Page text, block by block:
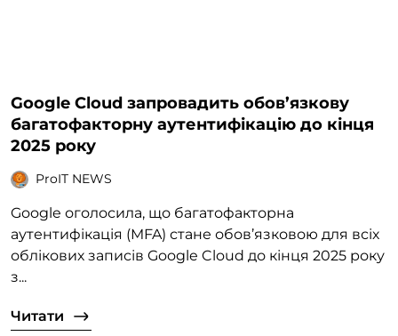
Google Cloud запровадить обов’язкову
багатофакторну аутентифікацію до кінця
2025 року
ProIT NEWS
Google оголосила, що багатофакторна
аутентифікація (MFA) стане обов’язковою для всіх
облікових записів Google Cloud до кінця 2025 року
з...
Читати